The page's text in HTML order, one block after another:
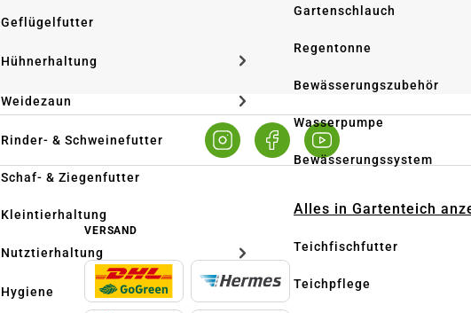
Geflügelfutter
Hühnerhaltung
Weidezaun
Rinder- & Schweinefutter
Schaf- & Ziegenfutter
Kleintierhaltung
Nutztierhaltung
Hygiene
Gartenschlauch
Regentonne
Bewässerungszubehör
Wasserpumpe
Bewässerungssystem
Alles in Gartenteich
Teichfischfutter
Teichpflege
VERSAND